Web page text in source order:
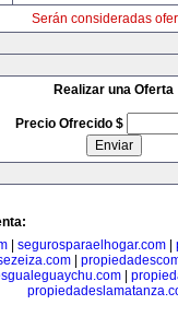
Serán consideradas
Realizar una Oferta
Precio Ofrecido $
| segurosparaelhogar.com|
|